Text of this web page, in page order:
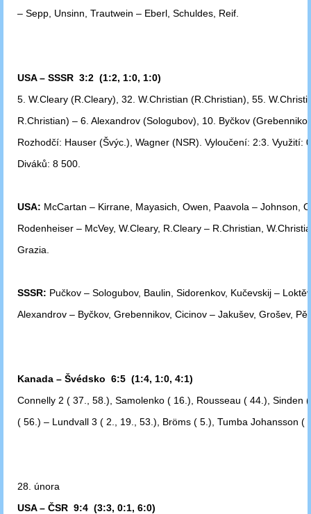
– Sepp, Unsinn, Trautwein – Eberl, Schuldes, Reif.
USA – SSSR 3:2 (1:2, 1:0, 1:0)
5. W.Cleary (R.Cleary), 32. W.Christian (R.Christian), 55.
R.Christian) – 6. Alexandrov (Sologubov), 10. Byčkov
Rozhodčí: Hauser (Švýc.), Wagner (NSR). Vyloučení: 2:3. Využití:
Diváků: 8 500.
USA: McCartan – Kirrane, Mayasich, Owen, Paavola – Johnson,
Rodenheiser – McVey, W.Cleary, R.Cleary – R.Christian,
Grazia.
SSSR: Pučkov – Sologubov, Baulin, Sidorenkov, Kučevskij –
Alexandrov – Byčkov, Grebennikov, Cicinov – Jakušev, Grošev,
Kanada – Švédsko 6:5 (1:4, 1:0, 4:1)
Connelly 2 ( 37., 58.), Samolenko ( 16.), Rousseau ( 44.), Sinden
( 56.) – Lundvall 3 ( 2., 19., 53.), Bröms ( 5.), Tumba Johansson (
28. února
USA – ČSR 9:4 (3:3, 0:1, 6:0)